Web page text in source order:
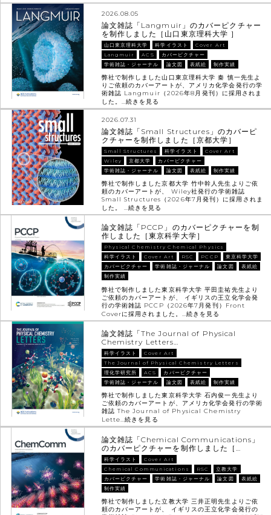
2026.08.05
論文雑誌「Langmuir」のカバーピクチャー
を制作しました［山口東京理科大学 ］
山口東京理科大学 科学イラスト
Cover Art
Langmuir
ACS
カバーピクチャー
学術雑誌・ジャーナル
論文図 表紙絵 制作実績
弊社で制作しました山口東京理科大学 秦 慎一先生よ
りご依頼のカバーアートが、アメリカ化学会発行の学
術雑誌 Langmuir（2026年8月発刊）に採用されま
した。…続きを見る
2026.07.31
論文雑誌「Small Structures」のカバーピ
クチャーを制作しました［京都大学］
Small Structures 科学イラスト
Cover Art
Wiley
京都大学
カバーピクチャー
学術雑誌・ジャーナル
論文図 表紙絵 制作実績
弊社で制作しました京都大学 竹中幹人先生よりご依
頼のカバーアートが、 Wiley社発行の学術雑誌
Small Structures（2026年7月発刊）に採用されま
した。 …続きを見る
論文雑誌「PCCP」のカバーピクチャーを制
作しました［東京科学大学］
Physical Chemistry Chemical Physics
科学イラスト
Cover Art RSC PCCP
東京科学大学
カバーピクチャー
学術雑誌・ジャーナル 論文図
表紙絵
制作実績
弊社で制作しました東京科学大学 平田圭祐先生より
ご依頼のカバーアートが、 イギリスの王立化学会発
行の学術雑誌 PCCP（2026年7月発刊）Front
Coverに採用されました。…続きを見る
論文雑誌「The Journal of Physical
Chemistry Letters…
科学イラスト
Cover Art
The Journal of Physical Chemistry Letters
理化学研究所
ACS
カバーピクチャー
学術雑誌・ジャーナル
論文図 表紙絵 制作実績
弊社で制作しました東京科学大学 石内俊一先生より
ご依頼のカバーアートが、アメリカ化学会発行の学術
雑誌 The Journal of Physical Chemistry
Lette…続きを見る
論文雑誌「Chemical Communications」
のカバーピクチャーを制作しました［…
科学イラスト
Cover Art
Chemical Communications
RSC
立教大学
カバーピクチャー
学術雑誌・ジャーナル 論文図
表紙絵
制作実績
弊社で制作しました立教大学 三井正明先生よりご依
頼のカバーアートが、 イギリスの王立化学会発行の